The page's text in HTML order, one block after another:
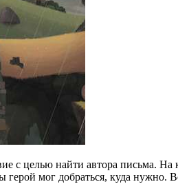
с целью найти автора письма.
мог добраться, куда